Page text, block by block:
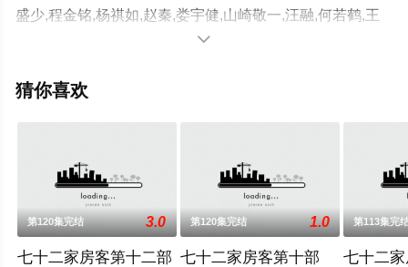
盛少,程金铭,杨祺如,赵秦,娄宇健,山崎敬一,汪融,何若鹤,王
泽宗,黑子,宋佳伦,张弓,杨子骅,张露等演员精彩演绎的中国
看高清无删减完整版电视剧全集就上星辰影视，更多相关

猜你喜欢
第120集完结 3.0
七十二家房客第十二部
第120集完结 1.0
七十二家房客第十部
第113集完
七十二